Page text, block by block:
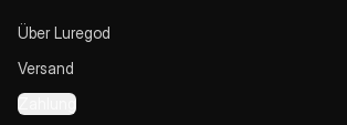
Über Luregod
Versand
Zahlung